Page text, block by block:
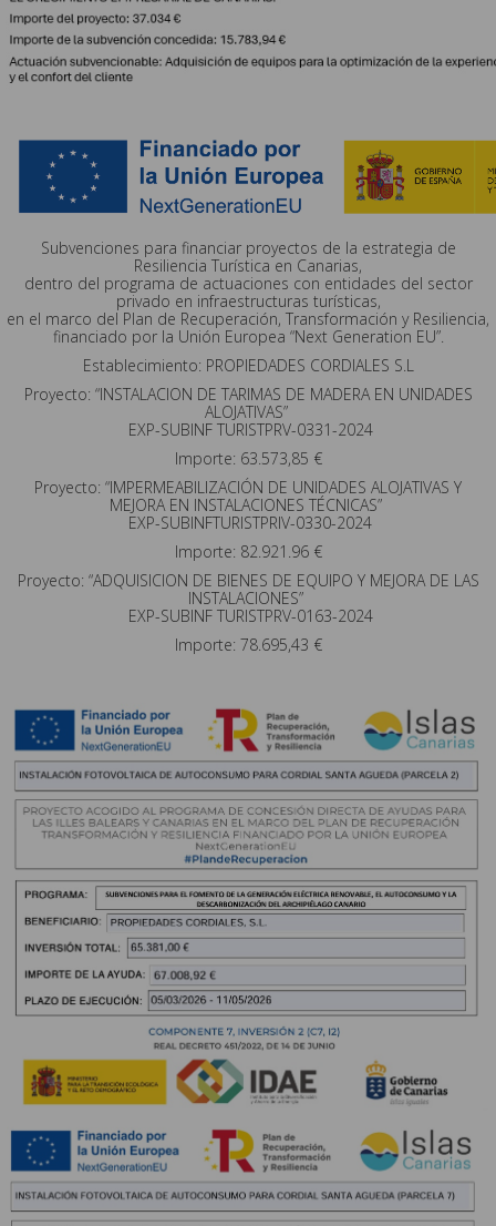
Subvenciones para financiar proyectos de la estrategia de
Resiliencia Turística en Canarias,
dentro del programa de actuaciones con entidades del sector
privado en infraestructuras turísticas,
en el marco del Plan de Recuperación, Transformación y Resiliencia,
financiado por la Unión Europea “Next Generation EU”.
Establecimiento: PROPIEDADES CORDIALES S.L
Proyecto: “INSTALACION DE TARIMAS DE MADERA EN UNIDADES
ALOJATIVAS”
EXP-SUBINF TURISTPRV-0331-2024
Importe: 63.573,85 €
Proyecto: “IMPERMEABILIZACIÓN DE UNIDADES ALOJATIVAS Y
MEJORA EN INSTALACIONES TÉCNICAS”
EXP-SUBINFTURISTPRIV-0330-2024
Importe: 82.921.96 €
Proyecto: “ADQUISICION DE BIENES DE EQUIPO Y MEJORA DE LAS
INSTALACIONES”
EXP-SUBINF TURISTPRV-0163-2024
Importe: 78.695,43 €